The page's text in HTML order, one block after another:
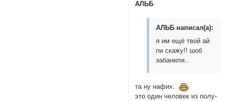
АЛЬБ
АЛЬБ написал(а):
я им ещё твой ай
пи скажу!! шоб
забанили..
та ну нафих.
это один человек из полу-